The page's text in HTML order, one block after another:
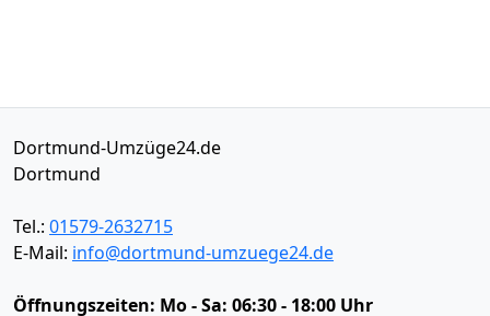
Dortmund-Umzüge24.de
Dortmund
Tel.: 01579-2632715
E-Mail: info@dortmund-umzuege24.de
Öffnungszeiten: Mo - Sa: 06:30 - 18:00 Uhr